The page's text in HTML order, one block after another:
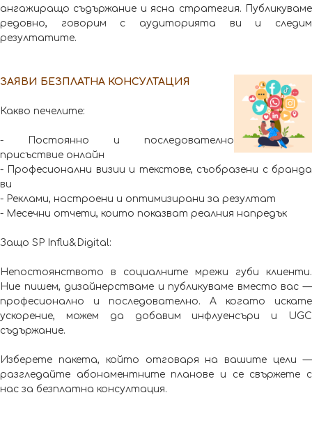
ангажиращо съдържание и ясна стратегия. Публикуваме
редовно, говорим с аудиторията ви и следим
резултатите.
ЗАЯВИ БЕЗПЛАТНА КОНСУЛТАЦИЯ
Какво печелите:
- Постоянно и последователно
присъствие онлайн
- Професионални визии и текстове, съобразени с бранда
ви
- Реклами, настроени и оптимизирани за резултат
- Месечни отчети, които показват реалния напредък
Защо SP Influ&Digital:
Непостоянството в социалните мрежи губи клиенти.
Ние пишем, дизайнерстваме и публикуваме вместо вас —
професионално и последователно. А когато искате
ускорение, можем да добавим инфлуенсъри и UGC
съдържание.
Изберете пакета, който отговаря на вашите цели —
разгледайте абонаментните планове и се свържете с
нас за безплатна консултация.